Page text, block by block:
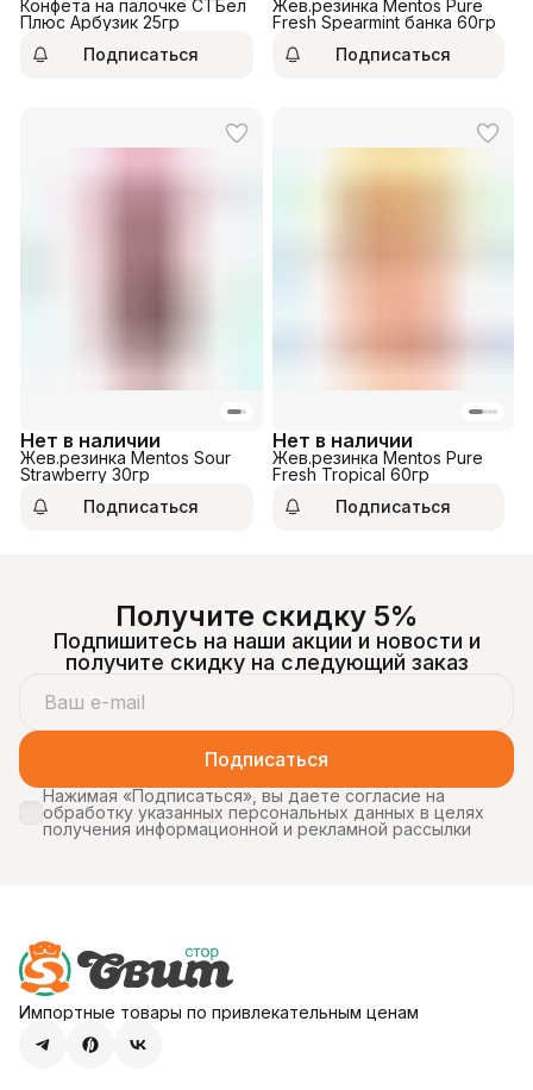
Конфета на палочке СТБел
Плюс Арбузик 25гр
Подписаться
Жев.резинка Mentos Pure
Fresh Spearmint банка 60гр
Подписаться
Нет в наличии
Жев.резинка Mentos Sour
Strawberry 30гр
Подписаться
Нет в наличии
Жев.резинка Mentos Pure
Fresh Tropical 60гр
Подписаться
Получите скидку 5%
Подпишитесь на наши акции и новости и
получите скидку на следующий заказ
Подписаться
Нажимая «Подписаться», вы даете согласие на
обработку указанных персональных данных в целях
получения информационной и рекламной рассылки
Импортные товары по привлекательным ценам